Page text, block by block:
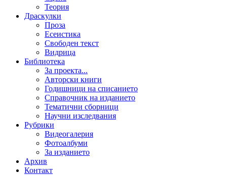
Теория
Драскулки
Проза
Есеистика
Свободен текст
Видрица
Библиотека
За проекта...
Авторски книги
Годишници на списанието
Справочник на изданието
Тематични сборници
Научни изследвания
Рубрики
Видеогалерия
Фотоалбуми
За изданието
Архив
Контакт